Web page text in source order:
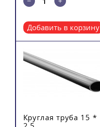
Добавить в корзину
Круглая труба 15 *
Total